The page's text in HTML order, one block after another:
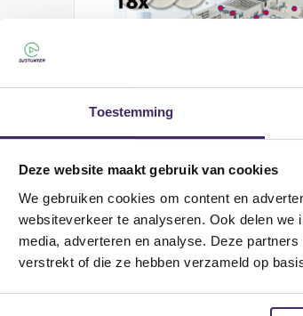
Toestemming
Deze website maakt gebruik van cookies
We gebruiken cookies om content en
websiteverkeer te analyseren. Ook delen
media, adverteren en analyse. Deze
verstrekt of die ze hebben verzameld op
18x Adastra speakers + 100 volt
versterker USB/SD/FM
€ 778,05 € 875,09